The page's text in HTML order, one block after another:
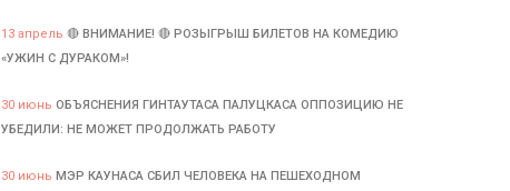
13 апрель 🔴 ВНИМАНИЕ! 🔴 РОЗЫГРЫШ БИЛЕТОВ НА КОМЕДИЮ
«УЖИН С ДУРАКОМ»!
30 июнь ОБЪЯСНЕНИЯ ГИНТАУТАСА ПАЛУЦКАСА ОППОЗИЦИЮ НЕ
УБЕДИЛИ: НЕ МОЖЕТ ПРОДОЛЖАТЬ РАБОТУ
30 июнь МЭР КАУНАСА СБИЛ ЧЕЛОВЕКА НА ПЕШЕХОДНОМ